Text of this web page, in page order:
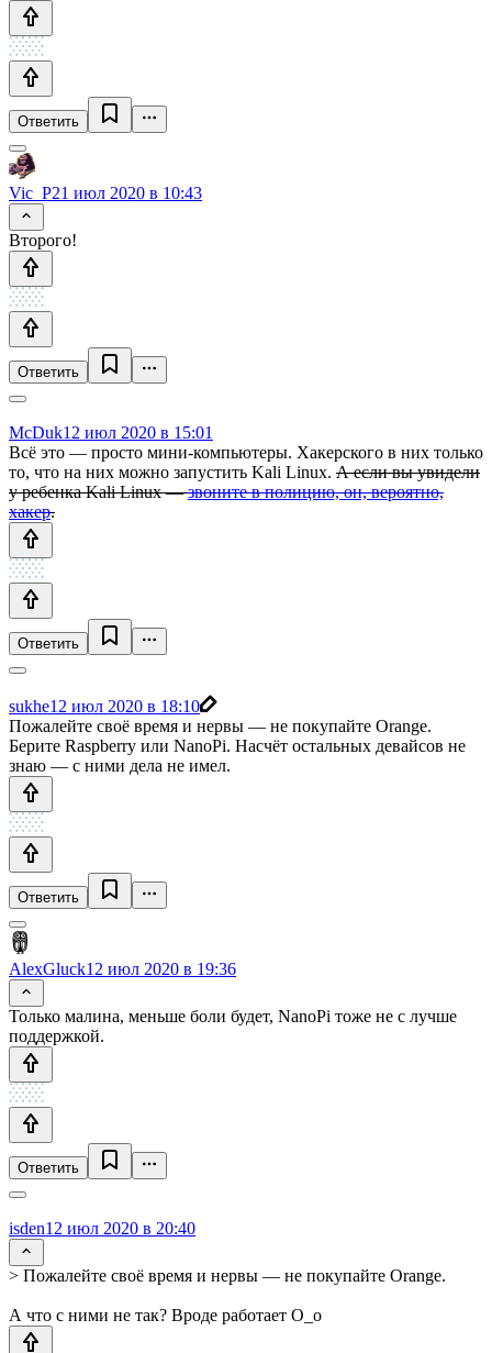
Ответить
Vic_P21 июл 2020 в 10:43
Второго!
Ответить
McDuk12 июл 2020 в 15:01
Всё это — просто мини-компьютеры. Хакерского в них только
то, что на них можно запустить Kali Linux. А если вы увидели
у ребенка Kali Linux —звоните в полицию, он, вероятно,
хакер.
Ответить
sukhe12 июл 2020 в 18:10
Пожалейте своё время и нервы — не покупайте Orange.
Берите Raspberry или NanoPi. Насчёт остальных девайсов не
знаю — с ними дела не имел.
Ответить
AlexGluck12 июл 2020 в 19:36
Только малина, меньше боли будет, NanoPi тоже не с лучше
поддержкой.
Ответить
isden12 июл 2020 в 20:40
> Пожалейте своё время и нервы — не покупайте Orange.
А что с ними не так? Вроде работает O_o